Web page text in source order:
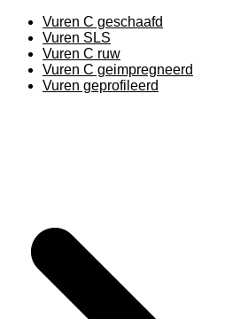
Vuren C geschaafd
Vuren SLS
Vuren C ruw
Vuren C geimpregneerd
Vuren geprofileerd